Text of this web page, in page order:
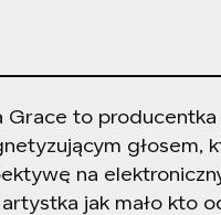
Grace to
głosem,
na
jak mało kto